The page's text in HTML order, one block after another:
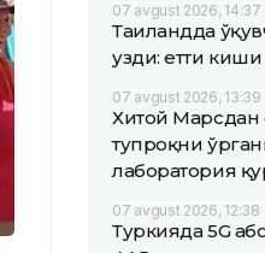
07 avgust 2026, 14:37
Таиландда
узди: етти
07 avgust 2026, 13:39
Хитой Марсдан
тупроқни
лаборатория
07 avgust 2026, 12:38
Туркияда 5G